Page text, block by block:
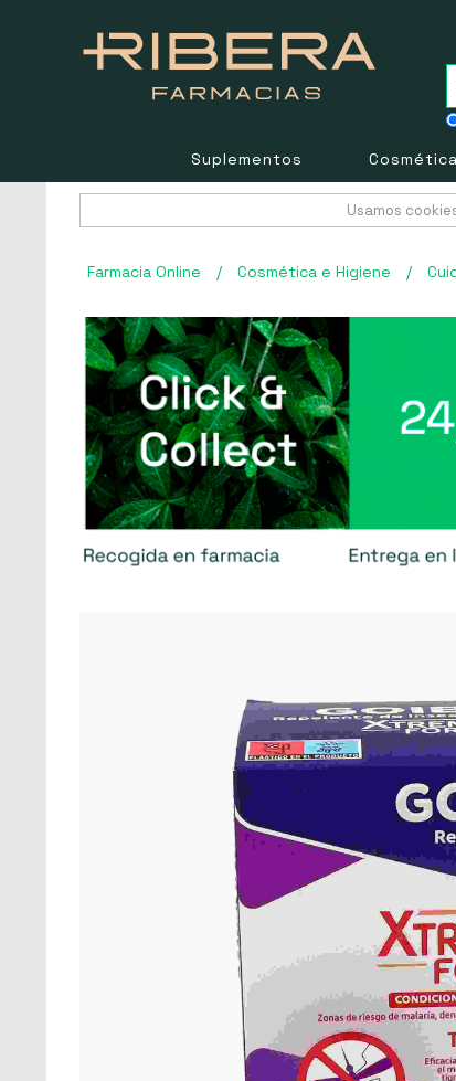
Suplementos
Usamos
Farmacia Online / Cosmética e Higiene /